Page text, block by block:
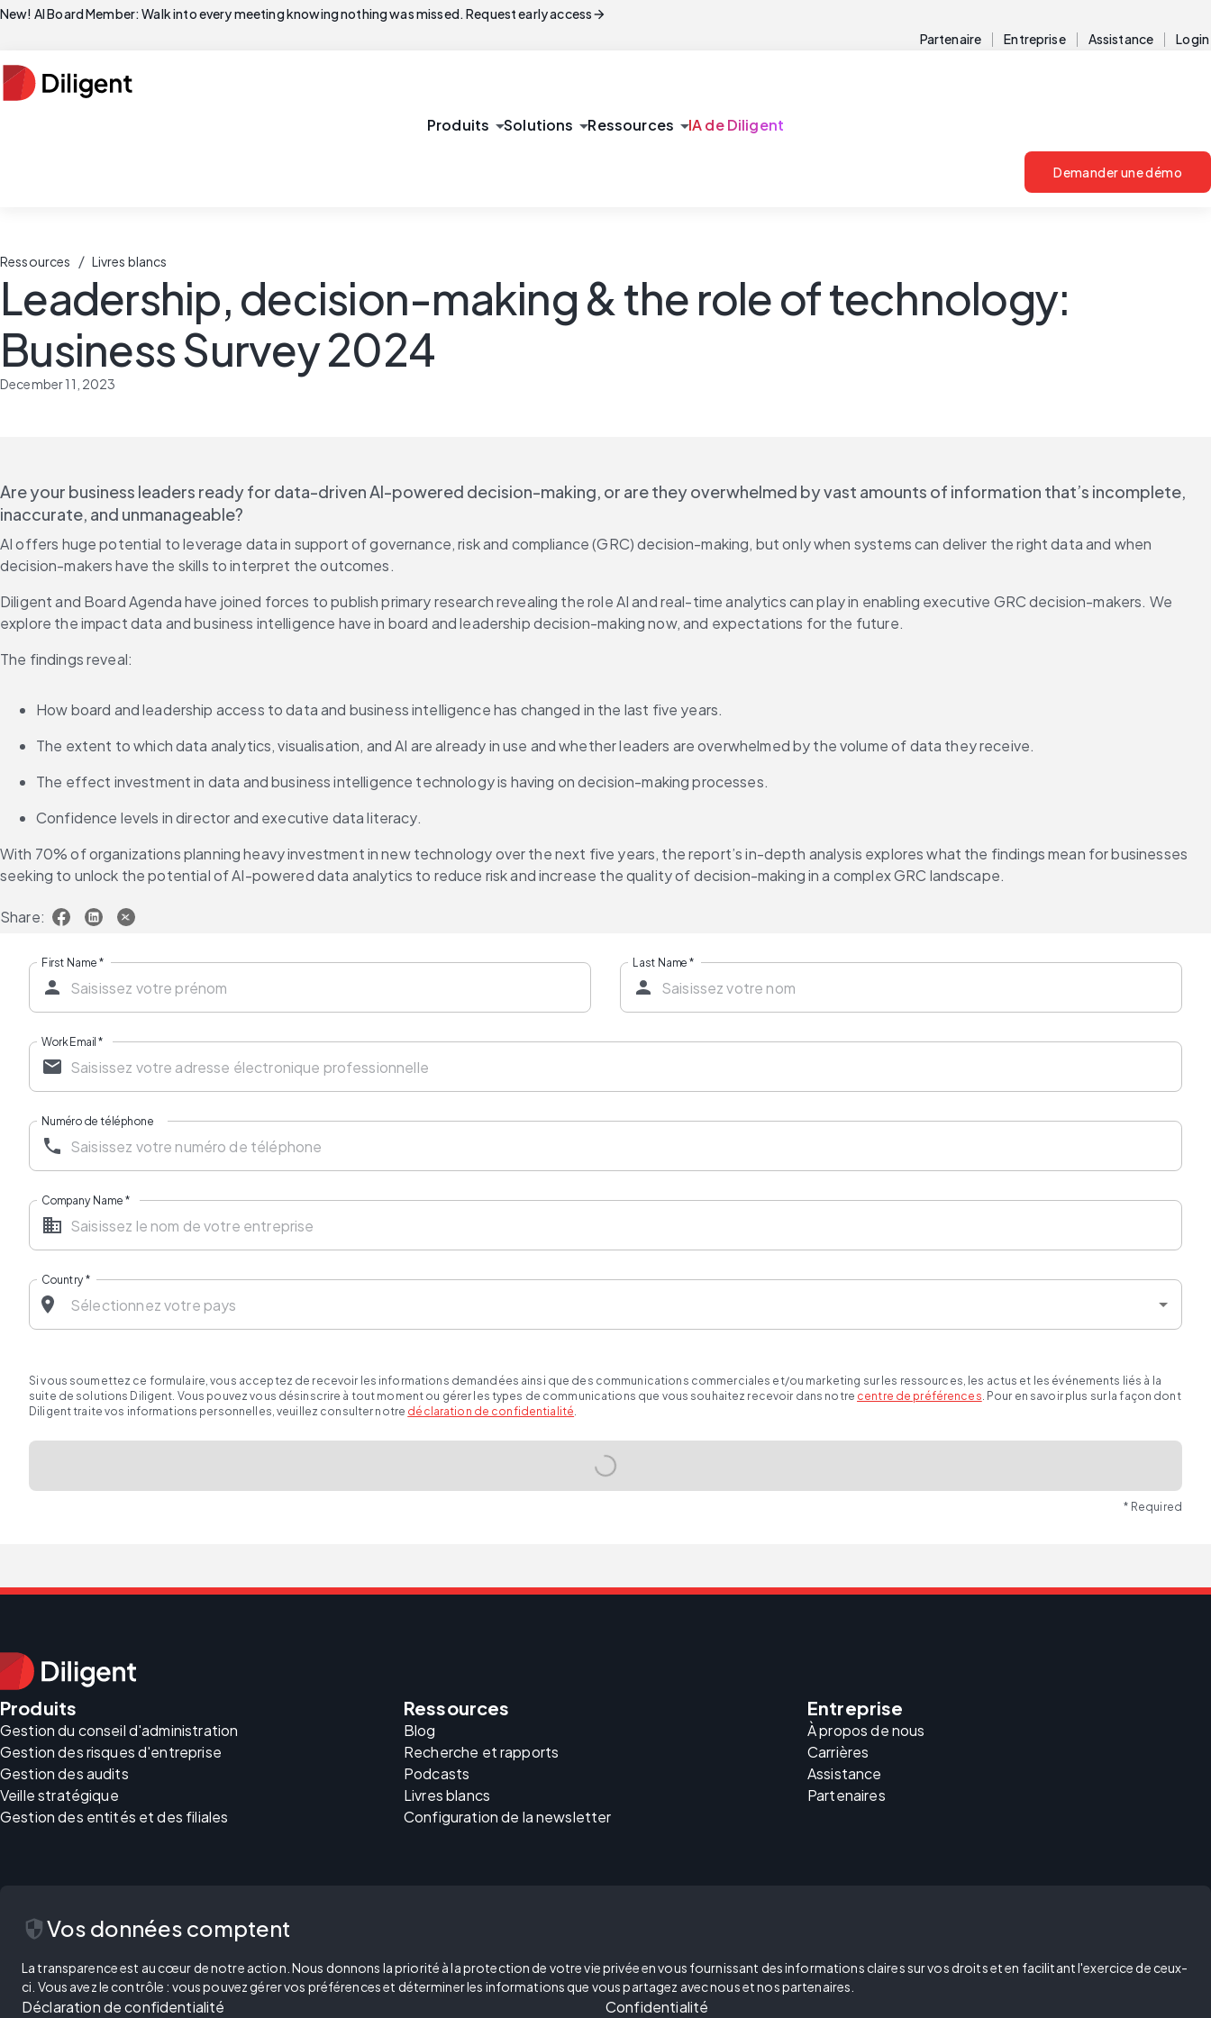
New! AI Board Member: Walk into every meeting knowing nothing was missed. Request early accessarrow_forward
Partenaire Entreprise Assistance Login
Produits arrow_drop_downSolutions arrow_drop_downRessources arrow_drop_downIA de Diligent
Demander une démo
Ressources / Livres blancs
Leadership, decision-making & the role of technology:
Business Survey 2024
December 11, 2023
Are your business leaders ready for data-driven AI-powered decision-making, or are they overwhelmed by vast amounts of information that’s incomplete,
inaccurate, and unmanageable?
AI offers huge potential to leverage data in support of governance, risk and compliance (GRC) decision-making, but only when systems can deliver the right data and when
decision-makers have the skills to interpret the outcomes.
Diligent and Board Agenda have joined forces to publish primary research revealing the role AI and real-time analytics can play in enabling executive GRC decision-makers. We
explore the impact data and business intelligence have in board and leadership decision-making now, and expectations for the future.
The findings reveal:
How board and leadership access to data and business intelligence has changed in the last five years.
The extent to which data analytics, visualisation, and AI are already in use and whether leaders are overwhelmed by the volume of data they receive.
The effect investment in data and business intelligence technology is having on decision-making processes.
Confidence levels in director and executive data literacy.
With 70% of organizations planning heavy investment in new technology over the next five years, the report’s in-depth analysis explores what the findings mean for businesses
seeking to unlock the potential of AI-powered data analytics to reduce risk and increase the quality of decision-making in a complex GRC landscape.
Share:
First Name* Last Name *
Work Email*
Numéro de téléphone
Company Name*
Country*
Si vous soumettez ce formulaire, vous acceptez de recevoir les informations demandées ainsi que des communications commerciales et/ou marketing sur les ressources, les actus et les événements liés à la
suite de solutions Diligent. Vous pouvez vous désinscrire à tout moment ou gérer les types de communications que vous souhaitez recevoir dans notre centre de préférences. Pour en savoir plus sur la façon dont
Diligent traite vos informations personnelles, veuillez consulter notre déclaration de confidentialité.
* Required
Produits
Gestion du conseil d'administration
Gestion des risques d'entreprise
Gestion des audits
Veille stratégique
Gestion des entités et des filiales
Ressources
Blog
Recherche et rapports
Podcasts
Livres blancs
Configuration de la newsletter
Entreprise
À propos de nous
Carrières
Assistance
Partenaires
securityVos données comptent
La transparence est au cœur de notre action. Nous donnons la priorité à la protection de votre vie privée en vous fournissant des informations claires sur vos droits et en facilitant l'exercice de ceux-
ci. Vous avez le contrôle : vous pouvez gérer vos préférences et déterminer les informations que vous partagez avec nous et nos partenaires.
Déclaration de confidentialité Confidentialité